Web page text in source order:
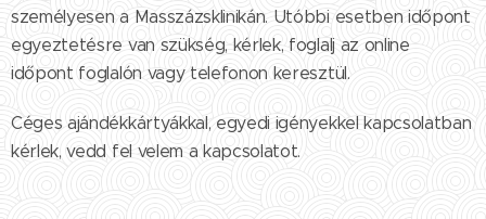
személyesen a Masszázsklinikán. Utóbbi esetben időpont
egyeztetésre van szükség, kérlek, foglalj az online
időpont foglalón vagy telefonon keresztül.
Céges ajándékkártyákkal, egyedi igényekkel kapcsolatban
kérlek, vedd fel velem a kapcsolatot.